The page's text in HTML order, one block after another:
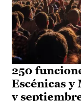
250
Escénicas y
y